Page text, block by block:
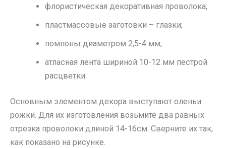
флористическая декоративная проволока;
пластмассовые заготовки – глазки;
помпоны диаметром 2,5-4 мм;
атласная лента шириной 10-12 мм пестрой
расцветки.
Основным элементом декора выступают оленьи
рожки. Для их изготовления возьмите два равных
отрезка проволоки длиной 14-16см. Сверните их так,
как показано на рисунке.